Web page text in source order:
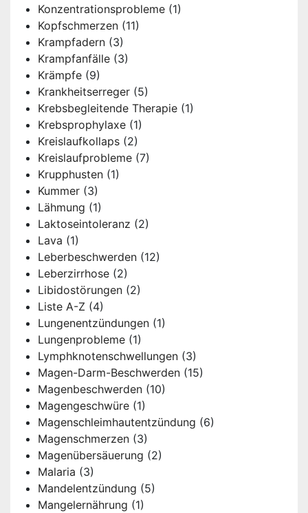
Konzentrationsprobleme (1)
Kopfschmerzen (11)
Krampfadern (3)
Krampfanfälle (3)
Krämpfe (9)
Krankheitserreger (5)
Krebsbegleitende Therapie (1)
Krebsprophylaxe (1)
Kreislaufkollaps (2)
Kreislaufprobleme (7)
Krupphusten (1)
Kummer (3)
Lähmung (1)
Laktoseintoleranz (2)
Lava (1)
Leberbeschwerden (12)
Leberzirrhose (2)
Libidostörungen (2)
Liste A-Z (4)
Lungenentzündungen (1)
Lungenprobleme (1)
Lymphknotenschwellungen (3)
Magen-Darm-Beschwerden (15)
Magenbeschwerden (10)
Magengeschwüre (1)
Magenschleimhautentzündung (6)
Magenschmerzen (3)
Magenübersäuerung (2)
Malaria (3)
Mandelentzündung (5)
Mangelernährung (1)